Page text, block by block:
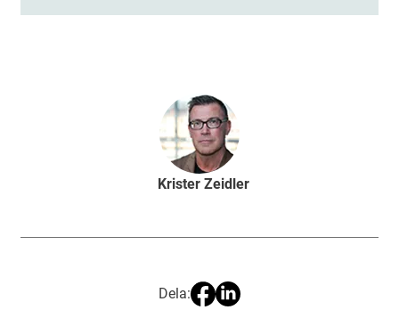
Krister Zeidler
Dela: